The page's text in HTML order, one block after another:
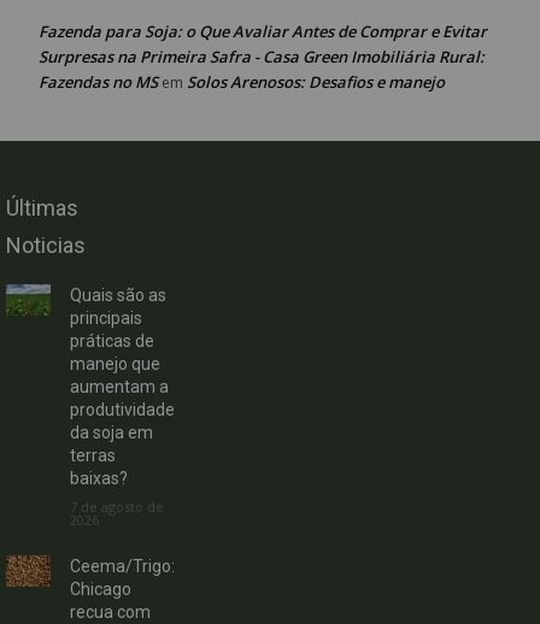
Fazenda para Soja: o Que Avaliar Antes de Comprar e Evitar
Surpresas na Primeira Safra - Casa Green Imobiliária Rural:
Fazendas no MSem Solos Arenosos: Desafios e manejo
Últimas
Noticias
Quais são as
principais
práticas de
manejo que
aumentam a
produtividade
da soja em
terras
baixas?
7 de agosto de
2026
Ceema/Trigo:
Chicago
recua com